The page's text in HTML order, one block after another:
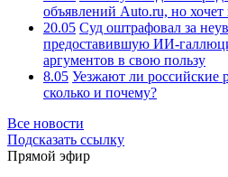
объявлений Auto.ru, но
20.05 Суд оштрафовал за
предоставившую ИИ-
аргументов в свою пользу
8.05 Уезжают ли российские
сколько и почему?
Все новости
Подсказать ссылку
Прямой эфир